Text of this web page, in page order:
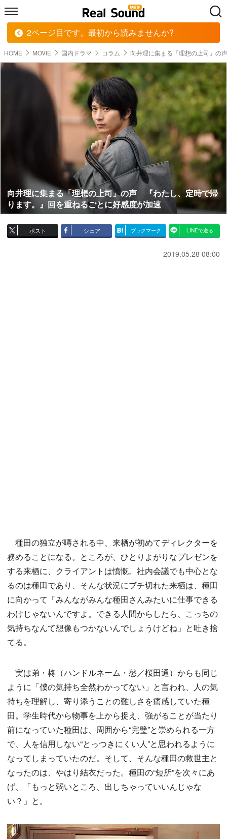
HOME MUSIC MOVIE TECH
HOME MOVIE 国内ドラマ コラム 向井理に集まる「理想の上司」の声
向井理に集まる「理想の上司」の声 『わたし、定時で帰
ります。』回を重ねるごとに好感度が加速
ポスト シェア ブックマーク LINEで送る
2019.05.28 08:00
種田の独立が噂される中、来栖が初めてディレクターを
務めることになる。ところが、ひとりよがりなプレゼンを
する来栖に、クライアントは憤慨。社内会議でも中心とな
るのは種田であり、そんな状況にブチ切れた来栖は、種田
に向かって「みんながみんな種田さんみたいに仕事できる
わけじゃないんですよ。できる人間からしたら、こっちの
気持ちなんて想像もつかないんでしょうけどね」と吐き捨
てる。
実は弟・柊（ハンドルネーム・愁／桜田通）からも同じ
ように「僕の気持ち全然わかってない」と言われ、人の気
持ちを理解し、寄り添うことの難しさを痛感していた種
田。学生時代から物事を上から捉え、強がることが当たり
前になっていた種田は、周囲から“完璧”と崇められる一方
で、人を信用しない“とっつきにくい人”と思われるように
なってしまっていたのだ。そして、そんな種田の救世主と
なったのは、やはり結衣だった。種田の“短所”を次々にあ
げ、「もっと弱いところ、出しちゃっていいんじゃな
い？」と。
2ページ目です。最初から読みませんか?